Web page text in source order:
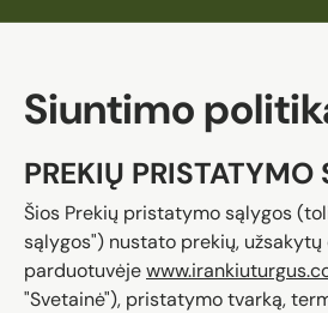
Ieškoti
Prekės tipas
Siuntimo
PREKIŲ PRISTATYMO
Šios Prekių pristatymo sąlygos
sąlygos") nustato prekių,
parduotuvėje
"Svetainė"), pristatymo tvarką,